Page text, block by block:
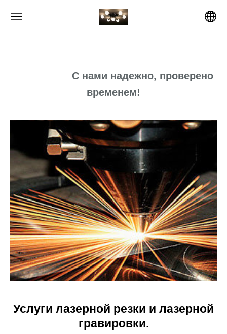
Снами надежно, проверено
временем!
Услуги лазерной резки и лазерной
гравировки.